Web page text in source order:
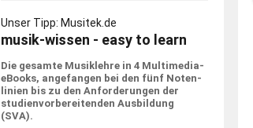
Unser Tipp: Musitek.de
musik-wissen - easy to learn
Die gesamte Musik­lehre in 4 Multimedia-
eBooks, ange­fangen bei den fünf Noten­
linien bis zu den Anforde­rungen der
studien­vorbe­rei­tenden Ausbildung
(SVA).